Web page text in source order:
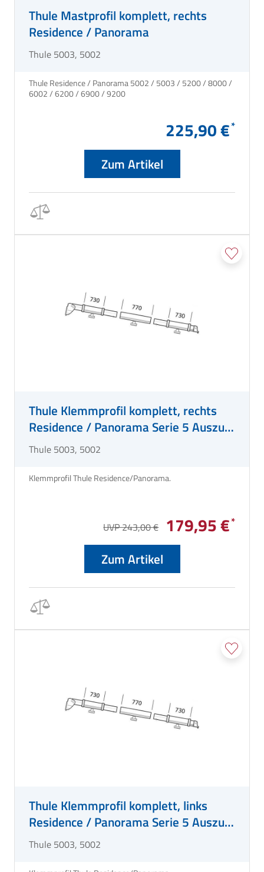
Thule Mastprofil komplett, rechts
Residence / Panorama
Thule 5003, 5002
Thule Residence / Panorama 5002 / 5003 / 5200 / 8000 /
225,90 €
Zum Artikel
Thule Klemmprofil komplett, rechts
Residence / Panorama Serie 5 Auszug
2,5 m
Thule 5003, 5002
UVP 243,00 € 179,95 €
Zum Artikel
Thule Klemmprofil komplett, links
Residence / Panorama Serie 5 Auszug
2,5 m
Thule 5003, 5002